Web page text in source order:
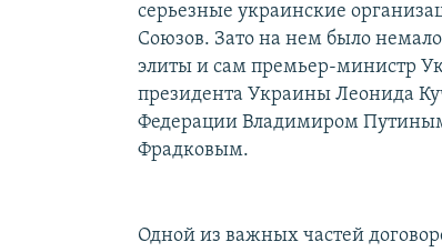
серьезные украинские
Союзов. Зато на нем было
элиты и сам премьер-министр
президента Украины Леонида
Федерации Владимиром
Фрадковым.
Одной из важных частей